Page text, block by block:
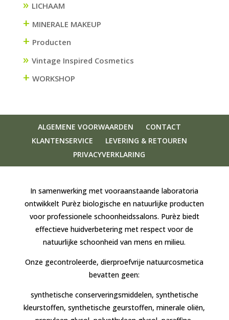
LICHAAM
+ MINERALE MAKEUP
+ Producten
Vintage Inspired Cosmetics
+ WORKSHOP
ALGEMENE VOORWAARDEN
CONTACT
KLANTENSERVICE
LEVERING & RETOUREN
PRIVACYVERKLARING
In samenwerking met vooraanstaande laboratoria
ontwikkelt Purèz biologische en natuurlijke producten
voor professionele schoonheidssalons. Purèz biedt
effectieve huidverbetering met respect voor de
natuurlijke schoonheid van mens en milieu.
Onze gecontroleerde, dierproefvrije natuurcosmetica
bevatten geen:
synthetische conserveringsmiddelen, synthetische
kleurstoffen, synthetische geurstoffen, minerale oliën,